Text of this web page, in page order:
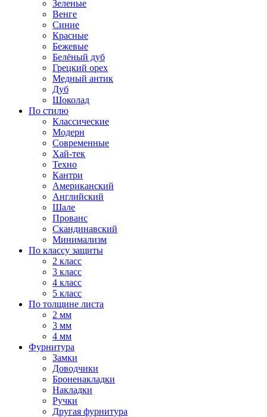
Зеленые
Венге
Синие
Красные
Бежевые
Белёный дуб
Грецкий орех
Медный антик
Дуб
Шоколад
По стилю
Классические
Модерн
Современные
Хай-тек
Техно
Кантри
Американский
Английский
Шале
Прованс
Скандинавский
Минимализм
По классу защиты
2 класс
3 класс
4 класс
5 класс
По толщине листа
2 мм
3 мм
4 мм
Фурнитура
Замки
Доводчики
Броненакладки
Накладки
Ручки
Другая фурнитура